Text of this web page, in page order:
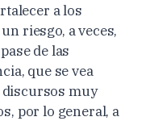
a los
riesgo, a veces,
de las
que se vea
discursos muy
por lo general, a